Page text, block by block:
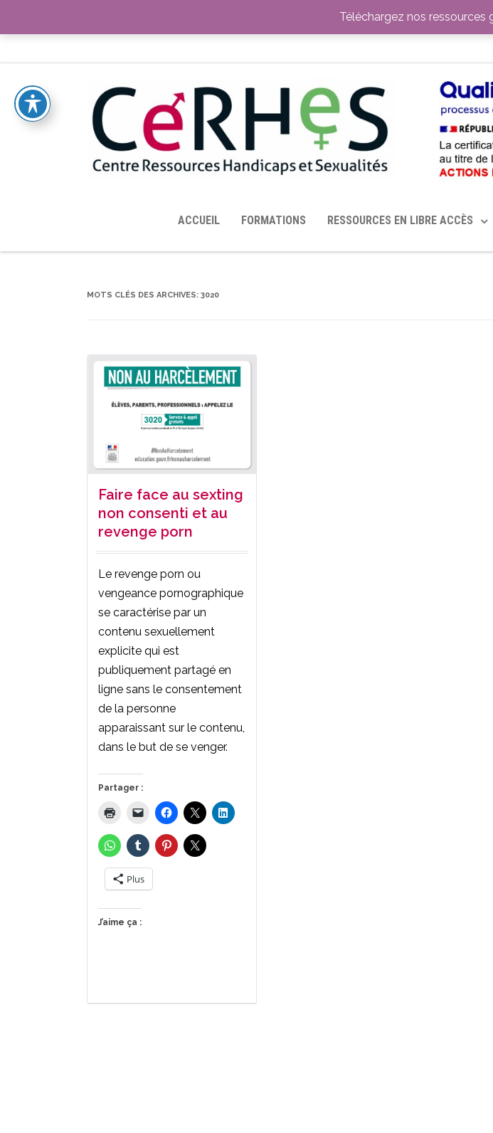
TOUTES LES RESSOURCES MISES À DISPOSITION PAR LE CERHES® FRANCE
ACCUEIL FORMATIONS RESSOURCES EN LIBRE ACCÈS
MOTS CLÉS DES ARCHIVES: 3020
Faire face au sexting
non consenti et au
revenge porn
Le revenge porn ou
vengeance pornographique
se caractérise par un
contenu sexuellement
explicite qui est
publiquement partagé en
ligne sans le consentement
de la personne
apparaissant sur le contenu,
dans le but de se venger.
Partager :
Plus
J’aime ça :
Téléchargez nos ressources